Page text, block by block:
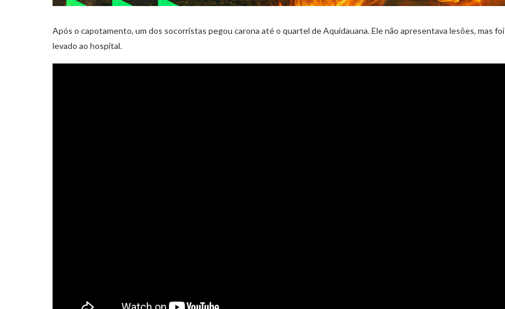
Após o capotamento, um dos socorristas pegou carona até o quartel de Aquidauana. Ele não apresentava lesões, mas foi
levado ao hospital.